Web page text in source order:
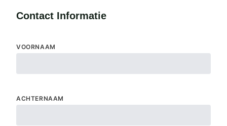
Contact Informatie
VOORNAAM
ACHTERNAAM